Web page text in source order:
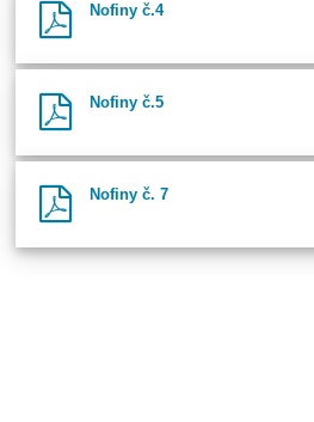
Nofiny č.4
Nofiny č.5
Nofiny č. 7